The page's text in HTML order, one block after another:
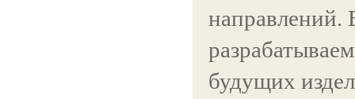
направлений.
будущих